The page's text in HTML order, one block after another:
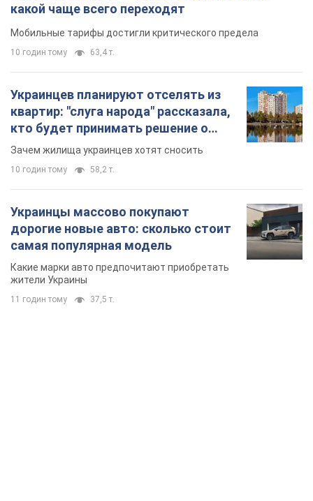
какой чаще всего переходят
Мобильные тарифы достигли критического предела
10 годин тому 63,4 т.
Украинцев планируют отселять из
квартир: "слуга народа" рассказала,
кто будет принимать решение о
сносе домов
Зачем жилища украинцев хотят сносить
10 годин тому 58,2 т.
Украинцы массово покупают
дорогие новые авто: сколько стоит
самая популярная модель
Какие марки авто предпочитают приобретать
жители Украины
11 годин тому 37,5 т.